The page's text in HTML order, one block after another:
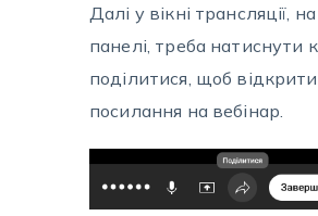
Далі у вікні трансляції,
панелі, треба натиснути
поділитися, щоб відкрити
посилання на вебінар.